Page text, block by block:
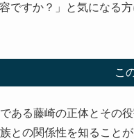
ですか？」と気になる
こ
ある藤崎の正体とその
との関係性を知ること